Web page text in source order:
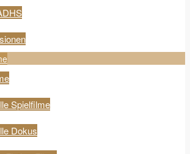
Spielfilme
Dokus